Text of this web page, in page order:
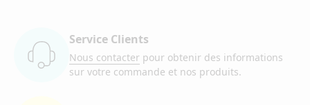
Service Clients
Nous contacter pour obtenir des informations
sur votre commande et nos produits.